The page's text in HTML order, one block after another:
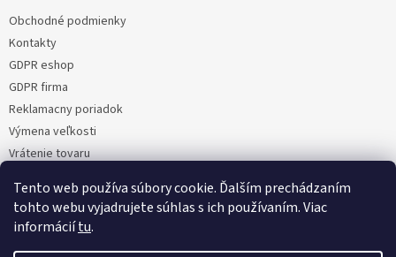
Tento web používa súbory cookie. Ďalším prechádzaním
tohto webu vyjadrujete súhlas s ich používaním. Viac
informáciítu.
Obchodné podmienky
Kontakty
GDPR eshop
GDPR firma
Reklamacny poriadok
Výmena veľkosti
Vrátenie tovaru
Moja objednávka